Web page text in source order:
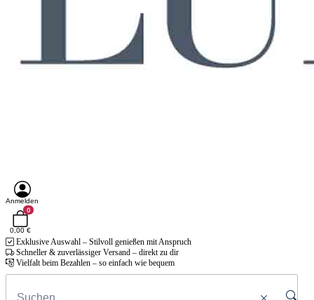
Anmelden
0
0,00 €
Exklusive Auswahl – Stilvoll genießen mit Anspruch
Schneller & zuverlässiger Versand – direkt zu dir
Vielfalt beim Bezahlen – so einfach wie bequem